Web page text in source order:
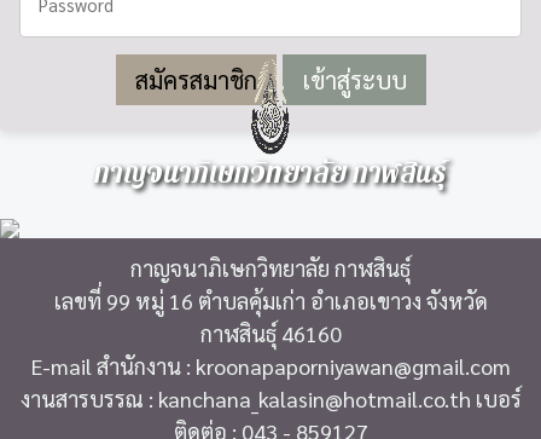
สมัครสมาชิก
กาญจนาภิเษกวิทยาลัย กาฬสินธุ์
กาญจนาภิเษกวิทยาลัย กาฬสินธุ์
เลขที่ 99 หมู่ 16 ตำบลคุ้มเก่า อำเภอเขาวง จังหวัด
กาฬสินธุ์ 46160
E-mail สำนักงาน : kroonapaporniyawan@gmail.com
งานสารบรรณ : kanchana_kalasin@hotmail.co.th เบอร์
ติดต่อ : 043 - 859127